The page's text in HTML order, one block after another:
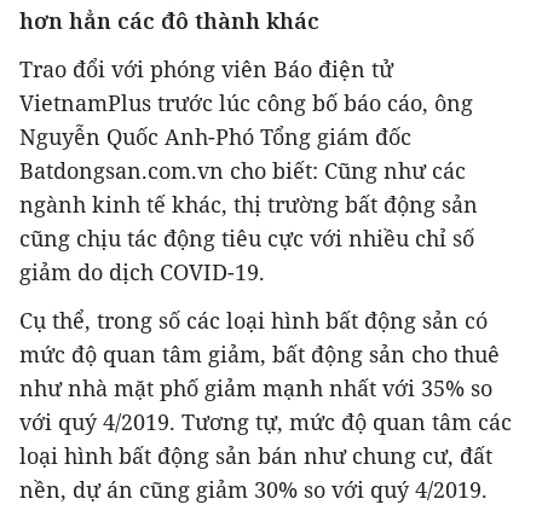
hơn hẳn các đô thành khác
Trao đổi với phóng viên Báo điện tử
VietnamPlus trước lúc công bố báo cáo, ông
Nguyễn Quốc Anh-Phó Tổng giám đốc
Batdongsan.com.vn cho biết: Cũng như các
ngành kinh tế khác, thị trường bất động sản
cũng chịu tác động tiêu cực với nhiều chỉ số
giảm do dịch COVID-19.
Cụ thể, trong số các loại hình bất động sản có
mức độ quan tâm giảm, bất động sản cho thuê
như nhà mặt phố giảm mạnh nhất với 35% so
với quý 4/2019. Tương tự, mức độ quan tâm các
loại hình bất động sản bán như chung cư, đất
nền, dự án cũng giảm 30% so với quý 4/2019.